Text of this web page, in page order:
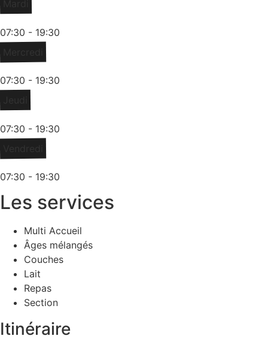
07:30 - 19:30
07:30 - 19:30
07:30 - 19:30
07:30 - 19:30
Les services
Multi Accueil
Âges mélangés
Couches
Lait
Repas
Section
Itinéraire